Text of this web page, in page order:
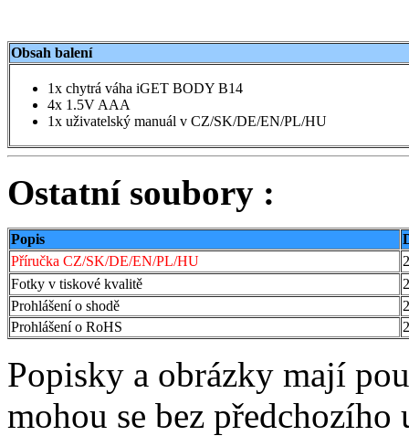
Obsah balení
1x chytrá váha iGET BODY B14
4x 1.5V AAA
1x uživatelský manuál v CZ/SK/DE/EN/PL/HU
Ostatní soubory :
Popis
Příručka CZ/SK/DE/EN/PL/HU
Fotky v tiskové kvalitě
Prohlášení o shodě
Prohlášení o RoHS
Popisky a obrázky mají
mohou se bez